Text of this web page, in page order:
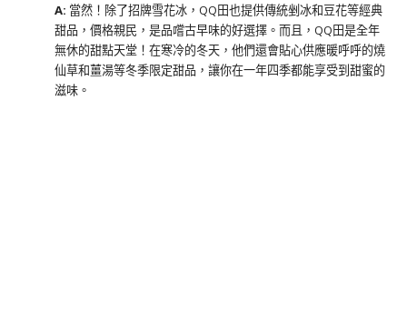
A: 當然！除了招牌雪花冰，QQ田也提供傳統剉冰和豆花等經典
甜品，價格親民，是品嚐古早味的好選擇。而且，QQ田是全年
無休的甜點天堂！在寒冷的冬天，他們還會貼心供應暖呼呼的燒
仙草和薑湯等冬季限定甜品，讓你在一年四季都能享受到甜蜜的
滋味。